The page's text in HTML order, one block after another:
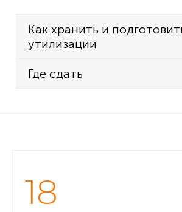
Как хранить и
утилизации
Где сдать
18